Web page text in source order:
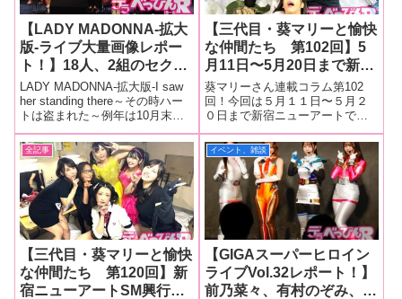
【LADY MADONNA-拡大
版-ライブ大量画像レポー
ト！】18人、2組のセクシ
ー女優＆シンガーが大集合
しコロナ禍に打ち勝つライ
ブを開催！ 観ているもの
を勇気づけたアダルト界史
上最大のライブは今年も大
成功！
LADY MADONNA-拡大版-I saw
her standing there～その時ハー
トは盗まれた～例年は10月末に
行われていたライブイベント
「LADY MADONNA-拡大版-」で
すが、コロナ禍の影響もあって
か、今年は1カ月遅れで
【三代目・葵マリーと愉快
な仲間たち 第102回】5
月11日〜5月20日まで新宿
ニューアートで開催される
SM大会の前哨戦として、
前回行われた「神納花プロ
デュースDAY」の壮絶な
ステージの様子をお届けし
ます。
葵マリーさん連載コラム第102
回！今回は５月１１日〜５月２
０日まで新宿ニューアートで開
催されるSM大会の前哨戦とし
て、前回行われた「神納花プロ
デュースDAY」の壮絶なステー
ジの様子をお届けします。■マリ
ーさんの今までの連載はこちら
神納花プロ
全記事
【三代目・葵マリーと愉快
な仲間たち 第120回】新
宿ニューアートSM興行
イベント、雑談
【GIGAスーパーヒロイン
ライブVol.32レポート！】
前乃菜々、有村のぞみ、真